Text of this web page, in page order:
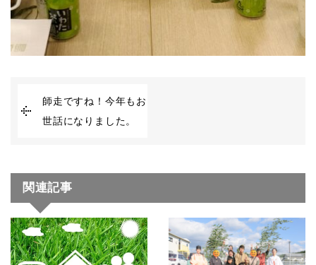
師走ですね！今年もお
世話になりました。
関連記事